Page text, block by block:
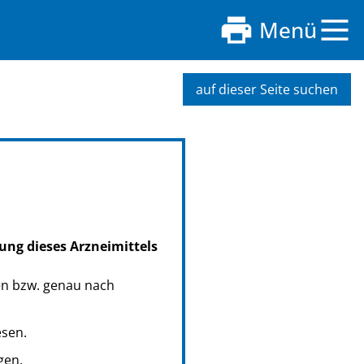
Menü
auf dieser Seite suchen
dieses Arzneimittels
bzw. genau nach